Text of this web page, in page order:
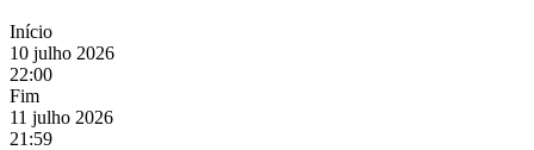
Início
10 julho 2026
22:00
Fim
11 julho 2026
21:59